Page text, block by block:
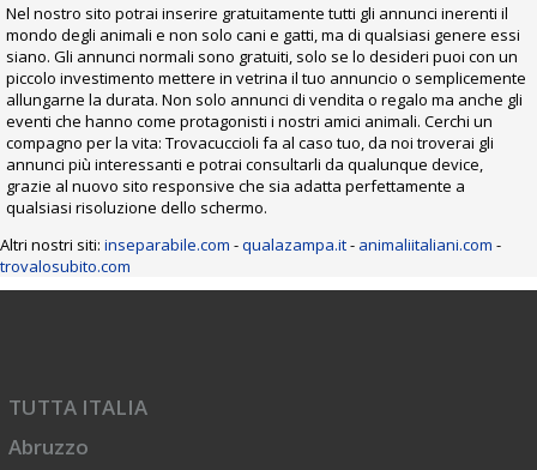
Nel nostro sito potrai inserire gratuitamente tutti gli annunci inerenti il
mondo degli animali e non solo cani e gatti, ma di qualsiasi genere essi
siano. Gli annunci normali sono gratuiti, solo se lo desideri puoi con un
piccolo investimento mettere in vetrina il tuo annuncio o semplicemente
allungarne la durata. Non solo annunci di vendita o regalo ma anche gli
eventi che hanno come protagonisti i nostri amici animali. Cerchi un
compagno per la vita: Trovacuccioli fa al caso tuo, da noi troverai gli
annunci più interessanti e potrai consultarli da qualunque device,
grazie al nuovo sito responsive che sia adatta perfettamente a
qualsiasi risoluzione dello schermo.
Altri nostri siti: inseparabile.com -qualazampa.it- animaliitaliani.com -
trovalosubito.com
TUTTA ITALIA
Abruzzo